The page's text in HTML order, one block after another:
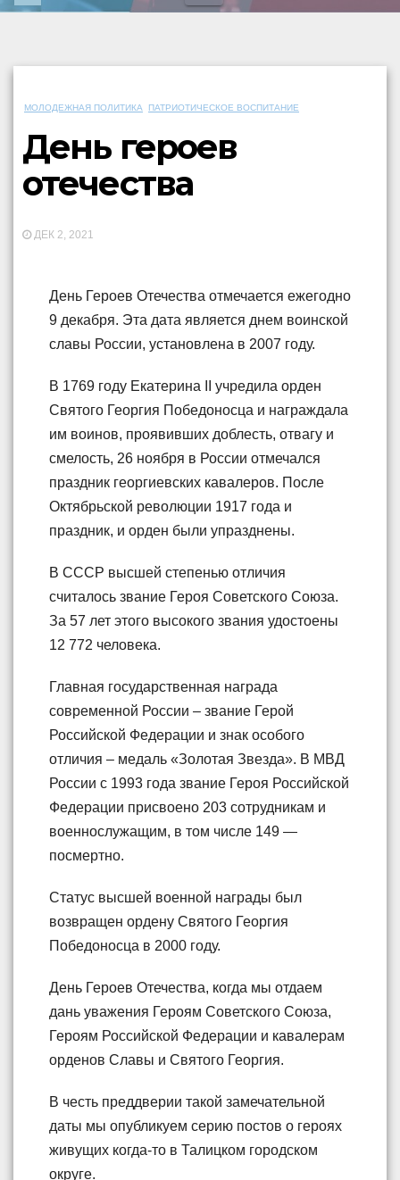
МОЛОДЕЖНАЯ ПОЛИТИКА ПАТРИОТИЧЕСКОЕ ВОСПИТАНИЕ
День героев
отечества
ДЕК 2, 2021
День Героев Отечества отмечается ежегодно
9 декабря. Эта дата является днем воинской
славы России, установлена в 2007 году.
В 1769 году Екатерина II учредила орден
Святого Георгия Победоносца и награждала
им воинов, проявивших доблесть, отвагу и
смелость, 26 ноября в России отмечался
праздник георгиевских кавалеров. После
Октябрьской революции 1917 года и
праздник, и орден были упразднены.
В СССР высшей степенью отличия
считалось звание Героя Советского Союза.
За 57 лет этого высокого звания удостоены
12 772 человека.
Главная государственная награда
современной России – звание Герой
Российской Федерации и знак особого
отличия – медаль «Золотая Звезда». В МВД
России с 1993 года звание Героя Российской
Федерации присвоено 203 сотрудникам и
военнослужащим, в том числе 149 —
посмертно.
Статус высшей военной награды был
возвращен ордену Святого Георгия
Победоносца в 2000 году.
День Героев Отечества, когда мы отдаем
дань уважения Героям Советского Союза,
Героям Российской Федерации и кавалерам
орденов Славы и Святого Георгия.
В честь преддверии такой замечательной
даты мы опубликуем серию постов о героях
живущих когда-то в Талицком городском
округе.